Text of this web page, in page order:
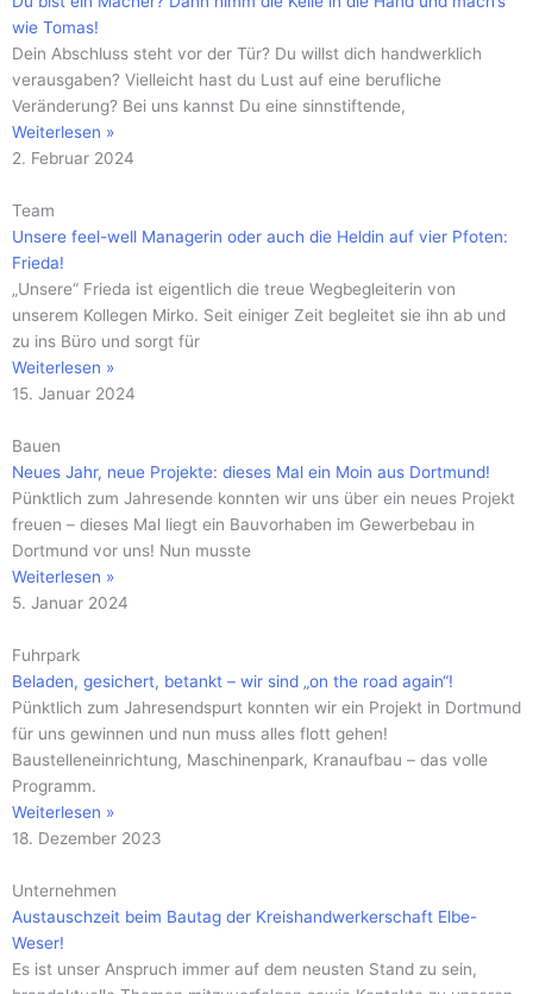
wie Tomas!
Dein Abschluss steht vor der Tür? Du willst dich handwerklich
verausgaben? Vielleicht hast du Lust auf eine berufliche
Veränderung? Bei uns kannst Du eine sinnstiftende,
Weiterlesen »
2. Februar 2024
Team
Unsere feel-well Managerin oder auch die Heldin auf vier Pfoten:
Frieda!
„Unsere“ Frieda ist eigentlich die treue Wegbegleiterin von
unserem Kollegen Mirko. Seit einiger Zeit begleitet sie ihn ab und
zu ins Büro und sorgt für
Weiterlesen »
15. Januar 2024
Bauen
Neues Jahr, neue Projekte: dieses Mal ein Moin aus Dortmund!
Pünktlich zum Jahresende konnten wir uns über ein neues Projekt
freuen – dieses Mal liegt ein Bauvorhaben im Gewerbebau in
Dortmund vor uns! Nun musste
Weiterlesen »
5. Januar 2024
Fuhrpark
Beladen, gesichert, betankt – wir sind „on the road again“!
Pünktlich zum Jahresendspurt konnten wir ein Projekt in Dortmund
für uns gewinnen und nun muss alles flott gehen!
Baustelleneinrichtung, Maschinenpark, Kranaufbau – das volle
Programm.
Weiterlesen »
18. Dezember 2023
Unternehmen
Austauschzeit beim Bautag der Kreishandwerkerschaft Elbe-
Weser!
Es ist unser Anspruch immer auf dem neusten Stand zu sein,